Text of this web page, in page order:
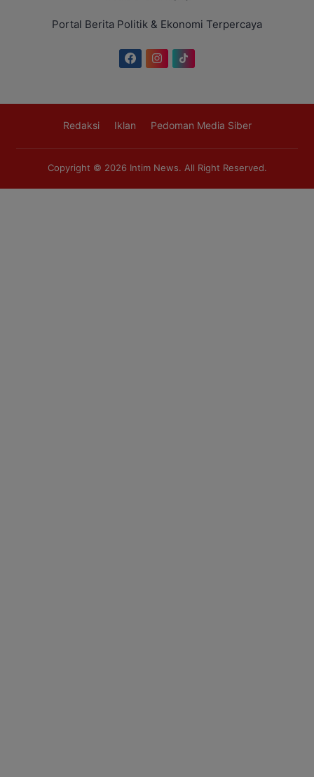
Portal Berita Politik & Ekonomi Terpercaya
Redaksi Iklan Pedoman Media Siber
Copyright © 2026 Intim News. All Right Reserved.